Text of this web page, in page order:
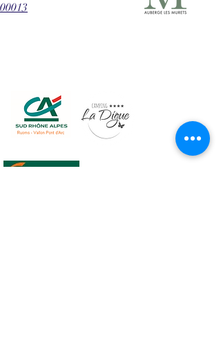
00013